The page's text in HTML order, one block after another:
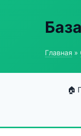
Главная »
🏠